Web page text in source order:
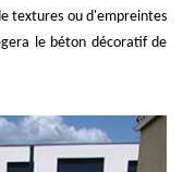
textures ou d'empreintes
le béton décoratif de